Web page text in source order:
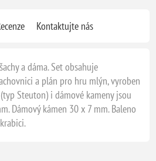
Kontaktujte nás
a dáma. Set obsahuje
a plán pro hru mlýn, vyroben
Steuton) i dámové kameny jsou
Dámový kámen 30 x 7 mm. Baleno